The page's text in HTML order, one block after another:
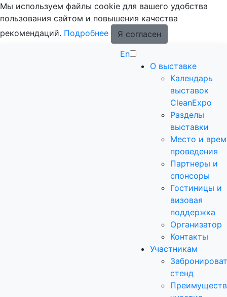
Мы используем файлы cookie для вашего удобства
пользования сайтом и повышения качества
рекомендаций. Подробнее
Я согласен
En
О выставке
Календарь
выставок
CleanExpo
Разделы
выставки
Место и
проведения
Партнеры и
спонсоры
Гостиницы и
визовая
поддержка
Организатор
Контакты
Участникам
стенд